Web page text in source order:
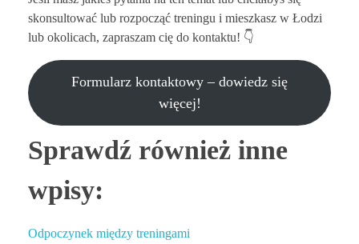
skonsultować lub rozpocząć treningu i mieszkasz w Łodzi
lub okolicach, zapraszam cię do kontaktu! 👇
Formularz kontaktowy – dowiedz się
więcej!
Sprawdź również inne
wpisy:
Odpoczynek między treningami